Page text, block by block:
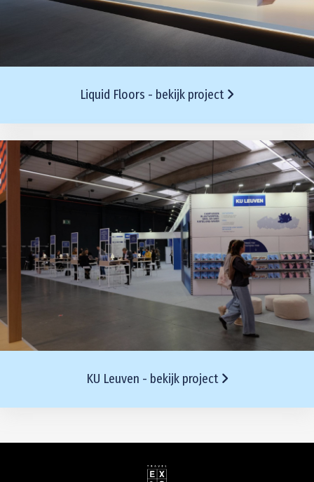
Liquid Floors - bekijk project
KU Leuven - bekijk project